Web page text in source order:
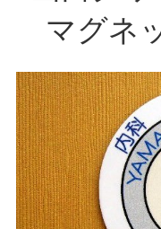
マグネ